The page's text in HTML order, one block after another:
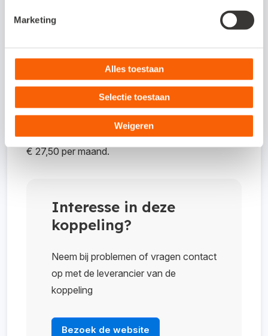
Marketing
Alles toestaan
Selectie toestaan
Weigeren
plaats. Je kunt hierbij een splitsing maken
betalingskosten en korting. En heeft je klant
nog niet betaald? Ook dat kun je eenvoudig
inzien..
Kosten koppeling
€ 27,50 per maand.
Interesse in deze
koppeling?
Neem bij problemen of vragen contact
op met de leverancier van de
koppeling
Bezoek de website